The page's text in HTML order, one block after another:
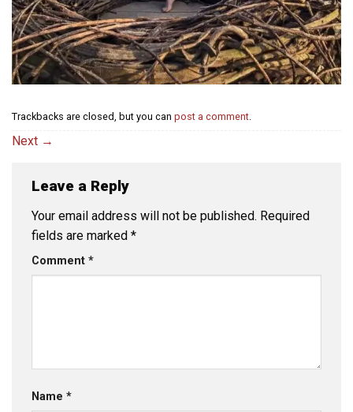
Trackbacks are closed, but you can post a comment
Next →
Leave a Reply
Your email address will not be published. Required
fields are marked *
Comment *
Name *